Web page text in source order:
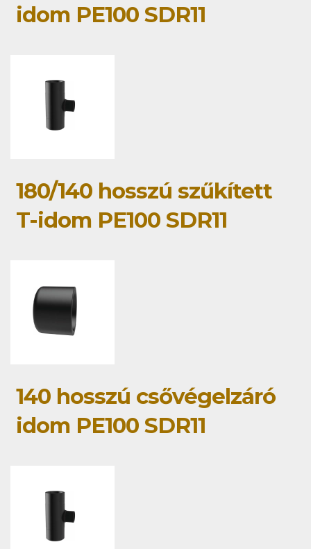
idom PE100 SDR11
180/140 hosszú szűkített
T-idom PE100 SDR11
140 hosszú csővégelzáró
idom PE100 SDR11